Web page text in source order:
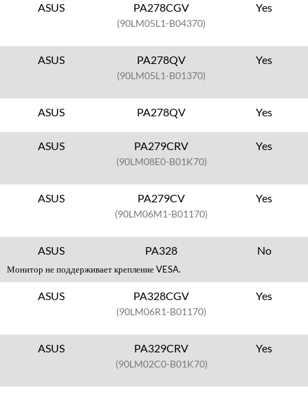
ASUS PA278CGV
(90LM05L1-B04370)
Yes
ASUS PA278QV
(90LM05L1-B01370)
Yes
ASUS PA278QV Yes
ASUS PA279CRV
(90LM08E0-B01K70)
Yes
ASUS PA279CV
(90LM06M1-B01170)
Yes
ASUS PA328 No
Монитор не поддерживает крепление VESA.
ASUS PA328CGV
(90LM06R1-B01170)
Yes
ASUS PA329CRV
(90LM02C0-B01K70)
Yes